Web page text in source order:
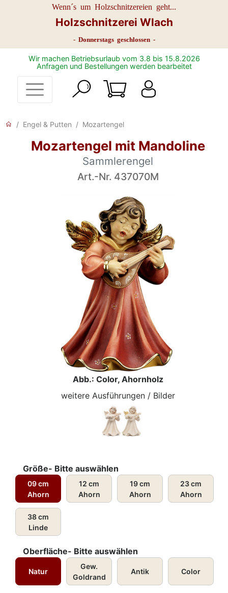
Wenn´s um Holzschnitzereien geht...
Holzschnitzerei Wlach
- Donnerstags geschlossen -
Wir machen Betriebsurlaub vom 3.8 bis 15.8.2026
Anfragen und Bestellungen werden bearbeitet
Engel & Putten Mozartengel
Mozartengel mit Mandoline
Sammlerengel
Art.-Nr. 437070M
Abb.: Color, Ahornholz
weitere Ausführungen / Bilder
Größe- Bitte auswählen
09 cm
Ahorn
12 cm
Ahorn
19 cm
Ahorn
23 cm
Ahorn
38 cm
Linde
Oberfläche- Bitte auswählen
Natur
Gew.
Goldrand
Antik Color